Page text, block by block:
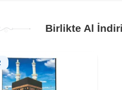
Birlikte Al